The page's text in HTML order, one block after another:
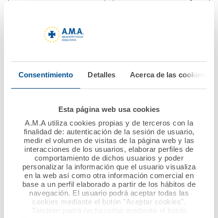
Consentimiento Detalles Acerca de las cookies
Esta página web usa cookies
A.M.A utiliza cookies propias y de terceros con la
finalidad de: autenticación de la sesión de usuario,
medir el volumen de visitas de la página web y las
interacciones de los usuarios, elaborar perfiles de
comportamiento de dichos usuarios y poder
personalizar la información que el usuario visualiza
en la web así como otra información comercial en
base a un perfil elaborado a partir de los hábitos de
navegación. El usuario podrá aceptar todas las
cookies mediante el botón "Aceptar cookies".
También podrá rechazarlas mediante el botón
avances del proyecto
“Ciencia con
Premios INESE por la
Fundación A.M.A.